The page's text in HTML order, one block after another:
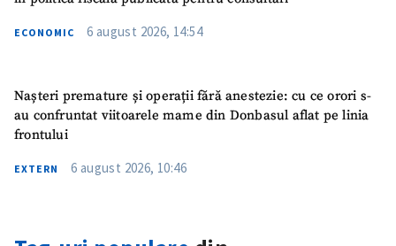
ECONOMIC 6 august 2026, 14:54
Nașteri premature și operații fără anestezie: cu ce orori s-
au confruntat viitoarele mame din Donbasul aflat pe linia
frontului
EXTERN 6 august 2026, 10:46
ȘTIREA MEA
Fotografie
+ Încarcă imagine
Link media
+ Link media